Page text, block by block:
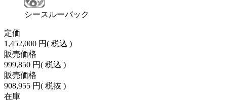
シースルーバック
定価
1,452,000 円( 税込 )
販売価格
999,850 円( 税込 )
販売価格
908,955 円( 税抜 )
在庫